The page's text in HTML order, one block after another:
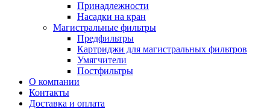
Принадлежности
Насадки на кран
Магистральные фильтры
Предфильтры
Картриджи для магистральных фильтров
Умягчители
Постфильтры
О компании
Контакты
Доставка и оплата